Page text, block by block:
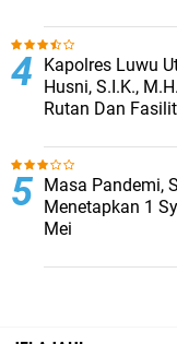
Kapolres Luwu
Husni, S.I.K.,
Rutan Dan
Masa Pandemi,
Menetapkan 1
Mei